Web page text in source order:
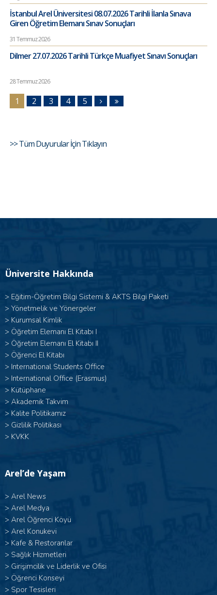
İstanbul Arel Üniversitesi 08.07.2026 Tarihli İlanla Sınava
Giren Öğretim Elemanı Sınav Sonuçları
31 Temmuz 2026
Dilmer 27.07.2026 Tarihli Türkçe Muafiyet Sınavı Sonuçları
28 Temmuz 2026
1 2 3 4 5
>> Tüm Duyurular İçin Tıklayın
Üniversite Hakkında
> Eğitim-Öğretim Bilgi Sistemi & AKTS Bilgi Paketi
> Yönetmelik ve Yönergeler
> Kurumsal Kimlik
> Öğretim Elemanı El Kitabı I
> Öğretim Elemanı El Kitabı II
> Öğrenci El Kitabı
> International Students Office
> International Office (Erasmus)
> Kütüphane
> Akademik Takvim
> Kalite Politikamız
> Gizlilik Politikası
> KVKK
Arel’de Yaşam
> Arel News
> Arel Medya
> Arel Öğrenci Köyü
> Arel Konukevi
> Kafe & Restoranlar
> Sağlık Hizmetleri
> Girişimcilik ve Liderlik ve Ofisi
> Öğrenci Konseyi
> Spor Tesisleri